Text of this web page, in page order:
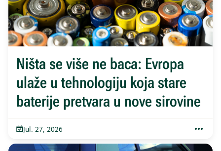
Ništa se više ne baca: Evropa
ulaže u tehnologiju koja stare
baterije pretvara u nove sirovine
Jul. 27, 2026